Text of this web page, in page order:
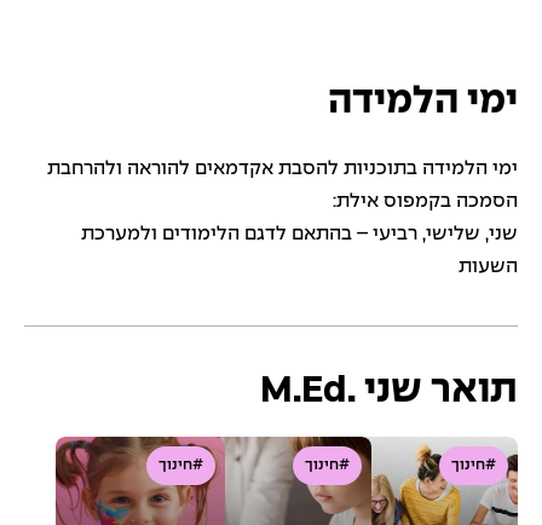
ימי הלמידה
ימי הלמידה בתוכניות להסבת אקדמאים להוראה ולהרחבת
הסמכה בקמפוס אילת:
שני, שלישי, רביעי – בהתאם לדגם הלימודים ולמערכת
השעות
תואר שני .M.Ed
#חינוך #חינוך #חינוך